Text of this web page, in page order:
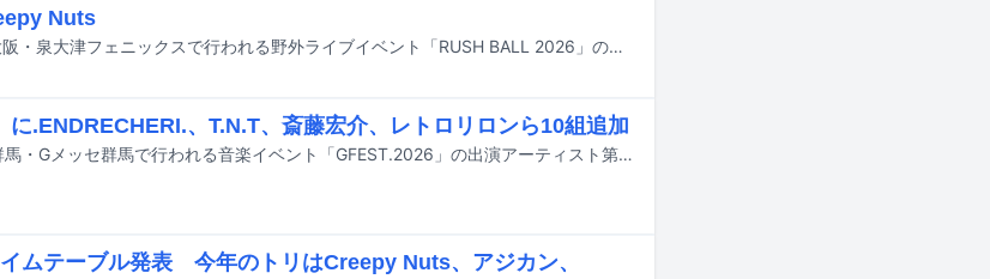
Nuts
8月29日と30日に大阪・泉大津フェニックスで行われる野外ライブイベント「RUSH BALL 2026」のタイムテーブルが公開された。
に.ENDRECHERI.、T.N.T、斎藤宏介、レトロリロンら10組追加
10月10日と11日に群馬・Gメッセ群馬で行われる音楽イベント「GFEST.2026」の出演アーティスト第2弾が発表された。
イムテーブル発表 今年のトリはCreepy Nuts、アジカン、